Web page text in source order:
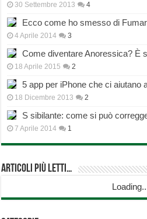
30 Settembre 2013 4
Ecco come ho smesso di
4 Aprile 2014 3
Come diventare Anoressica? È
18 Aprile 2015 2
5 app per iPhone che ci aiutano
18 Dicembre 2013 2
S sibilante: come si può
7 Aprile 2014 1
Articoli più Letti…